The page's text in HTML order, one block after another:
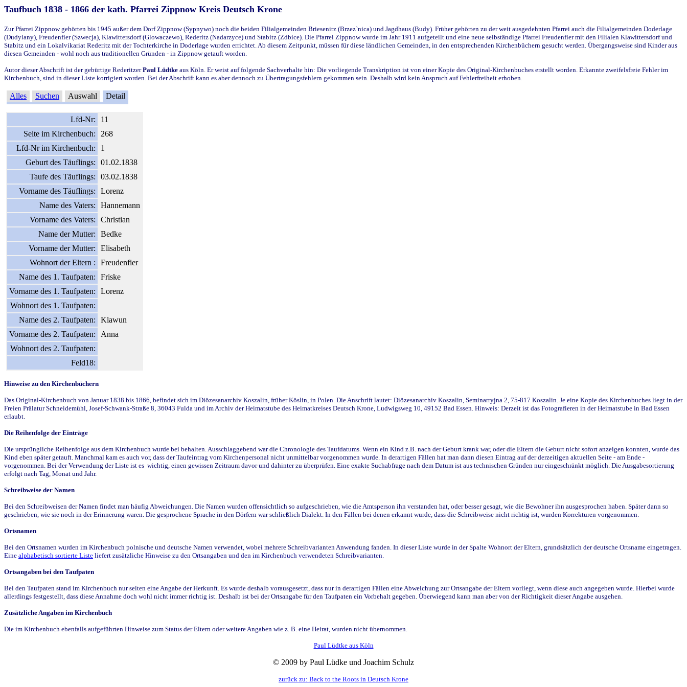
Taufbuch 1838 - 1866 der kath. Pfarrei Zippnow Kreis Deutsch Krone
Zur Pfarrei Zippnow gehörten bis 1945 außer dem Dorf Zippnow (Sypnywo) noch die beiden Filialgemeinden Briesenitz (Brzez`nica) und Jagdhaus (Budy). Früher gehörten zu der weit ausgedehnten Pfarrei auch die Filialgemeinden Doderlage
(Dudylany), Freudenfier (Szwecja), Klawittersdorf (Glowaczewo), Rederitz (Nadarzyce) und Stabitz (Zdbice). Die Pfarrei Zippnow wurde im Jahr 1911 aufgeteilt und eine neue selbständige Pfarrei Freudenfier mit den Filialen Klawittersdorf und
Stabitz und ein Lokalvikariat Rederitz mit der Tochterkirche in Doderlage wurden errichtet. Ab diesem Zeitpunkt, müssen für diese ländlichen Gemeinden, in den entsprechenden Kirchenbüchern gesucht werden. Übergangsweise sind Kinder aus
diesen Gemeinden - wohl noch aus traditionellen Gründen - in Zippnow getauft worden.
Autor dieser Abschrift ist der gebürtige RederitzerPaul Lüdtke aus Köln. Er weist auf folgende Sachverhalte hin: Die vorliegende Transkription ist von einer Kopie des Original-Kirchenbuches erstellt worden. Erkannte zweifelsfreie Fehler im
Kirchenbuch, sind in dieser Liste korrigiert worden. Bei der Abschrift kann es aber dennoch zu Übertragungsfehlern gekommen sein. Deshalb wird kein Anspruch auf Fehlerfreiheit erhoben.
Alles Suchen Auswahl Detail
Lfd-Nr:
11
Seite im Kirchenbuch:
268
Lfd-Nr im Kirchenbuch:
1
Geburt des Täuflings:
01.02.1838
Taufe des Täuflings:
03.02.1838
Vorname des Täuflings:
Lorenz
Name des Vaters:
Hannemann
Vorname des Vaters:
Christian
Name der Mutter:
Bedke
Vorname der Mutter:
Elisabeth
Wohnort der Eltern :
Freudenfier
Name des 1. Taufpaten:
Friske
Vorname des 1. Taufpaten:
Lorenz
Wohnort des 1. Taufpaten:
Name des 2. Taufpaten:
Klawun
Vorname des 2. Taufpaten:
Anna
Wohnort des 2. Taufpaten:
Feld18:
Hinweise zu den Kirchenbüchern
Das Original-Kirchenbuch von Januar 1838 bis 1866, befindet sich im Diözesanarchiv Koszalin, früher Köslin, in Polen. Die Anschrift lautet: Diözesanarchiv Koszalin, Seminarryjna 2, 75-817 Koszalin. Je eine Kopie des Kirchenbuches liegt in der
Freien Prälatur Schneidemühl, Josef-Schwank-Straße 8, 36043 Fulda und im Archiv der Heimatstube des Heimatkreises Deutsch Krone, Ludwigsweg 10, 49152 Bad Essen. Hinweis: Derzeit ist das Fotografieren in der Heimatstube in Bad Essen
erlaubt.
Die Reihenfolge der Einträge
Die ursprüngliche Reihenfolge aus dem Kirchenbuch wurde bei behalten. Ausschlaggebend war die Chronologie des Taufdatums. Wenn ein Kind z.B. nach der Geburt krank war, oder die Eltern die Geburt nicht sofort anzeigen konnten, wurde das
Kind eben später getauft. Manchmal kam es auch vor, dass der Taufeintrag vom Kirchenpersonal nicht unmittelbar vorgenommen wurde. In derartigen Fällen hat man dann diesen Eintrag auf der derzeitigen aktuellen Seite - am Ende -
vorgenommen. Bei der Verwendung der Liste ist es wichtig, einen gewissen Zeitraum davor und dahinter zu überprüfen. Eine exakte Suchabfrage nach dem Datum ist aus technischen Gründen nur eingeschränkt möglich. Die Ausgabesortierung
erfolgt nach Tag, Monat und Jahr.
Schreibweise der Namen
Bei den Schreibweisen der Namen findet man häufig Abweichungen. Die Namen wurden offensichtlich so aufgeschrieben, wie die Amtsperson ihn verstanden hat, oder besser gesagt, wie die Bewohner ihn ausgesprochen haben. Später dann so
geschrieben, wie sie noch in der Erinnerung waren. Die gesprochene Sprache in den Dörfern war schließlich Dialekt. In den Fällen bei denen erkannt wurde, dass die Schreibweise nicht richtig ist, wurden Korrekturen vorgenommen.
Ortsnamen
Bei den Ortsnamen wurden im Kirchenbuch polnische und deutsche Namen verwendet, wobei mehrere Schreibvarianten Anwendung fanden. In dieser Liste wurde in der Spalte Wohnort der Eltern, grundsätzlich der deutsche Ortsname eingetragen.
Eine alphabetisch sortierte Liste liefert zusätzliche Hinweise zu den Ortsangaben und den im Kirchenbuch verwendeten Schreibvarianten.
Ortsangaben bei den Taufpaten
Bei den Taufpaten stand im Kirchenbuch nur selten eine Angabe der Herkunft. Es wurde deshalb vorausgesetzt, dass nur in derartigen Fällen eine Abweichung zur Ortsangabe der Eltern vorliegt, wenn diese auch angegeben wurde. Hierbei wurde
allerdings festgestellt, dass diese Annahme doch wohl nicht immer richtig ist. Deshalb ist bei der Ortsangabe für den Taufpaten ein Vorbehalt gegeben. Überwiegend kann man aber von der Richtigkeit dieser Angabe ausgehen.
Zusätzliche Angaben im Kirchenbuch
Die im Kirchenbuch ebenfalls aufgeführten Hinweise zum Status der Eltern oder weitere Angaben wie z. B. eine Heirat, wurden nicht übernommen.
Paul Lüdtke aus Köln
© 2009 by Paul Lüdke und Joachim Schulz
zurück zu: Back to the Roots in Deutsch Krone